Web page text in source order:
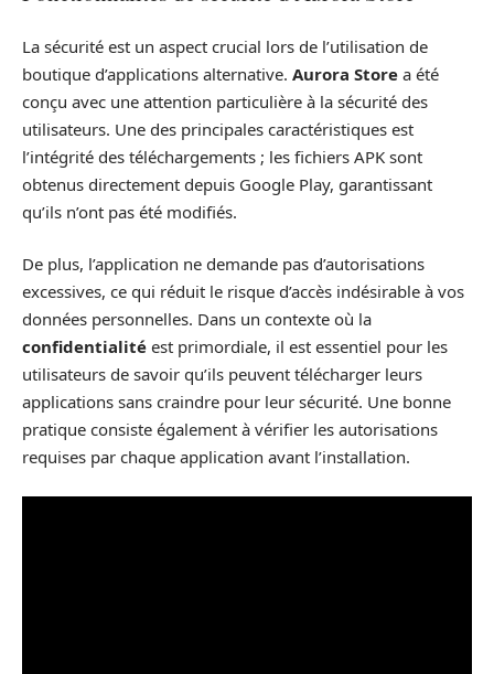
La sécurité est un aspect crucial lors de l’utilisation de
boutique d’applications alternative. Aurora Store a été
conçu avec une attention particulière à la sécurité des
utilisateurs. Une des principales caractéristiques est
l’intégrité des téléchargements ; les fichiers APK sont
obtenus directement depuis Google Play, garantissant
qu’ils n’ont pas été modifiés.
De plus, l’application ne demande pas d’autorisations
excessives, ce qui réduit le risque d’accès indésirable à vos
données personnelles. Dans un contexte où la
confidentialité est primordiale, il est essentiel pour les
utilisateurs de savoir qu’ils peuvent télécharger leurs
applications sans craindre pour leur sécurité. Une bonne
pratique consiste également à vérifier les autorisations
requises par chaque application avant l’installation.